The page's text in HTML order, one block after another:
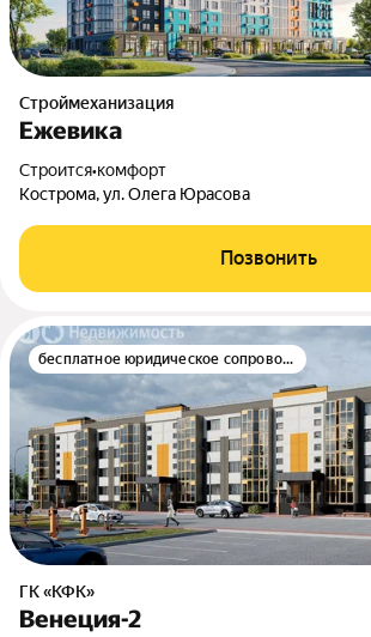
Строймеханизация
Ежевика
Строится•комфорт
Кострома, ул. Олега Юрасова
Позвонить
бесплатное юридическое сопровождение
ГК «КФК»
Венеция-2